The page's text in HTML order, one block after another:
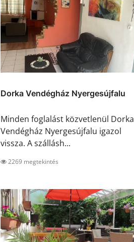
Dorka Vendégház Nyergesújfalu
Minden foglalást közvetlenül Dorka
Vendégház Nyergesújfalu igazol
vissza. A szállásh...
2269 megtekintés